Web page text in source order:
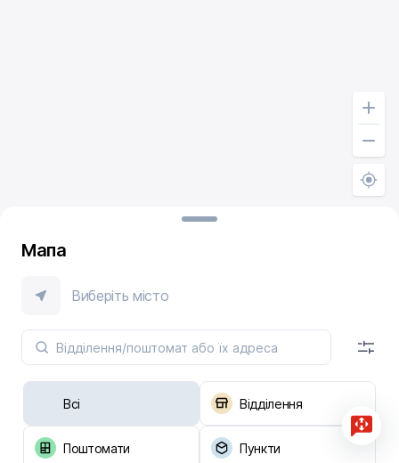
Мапа
Виберіть місто
Всі Відділення
Поштомати Пункти